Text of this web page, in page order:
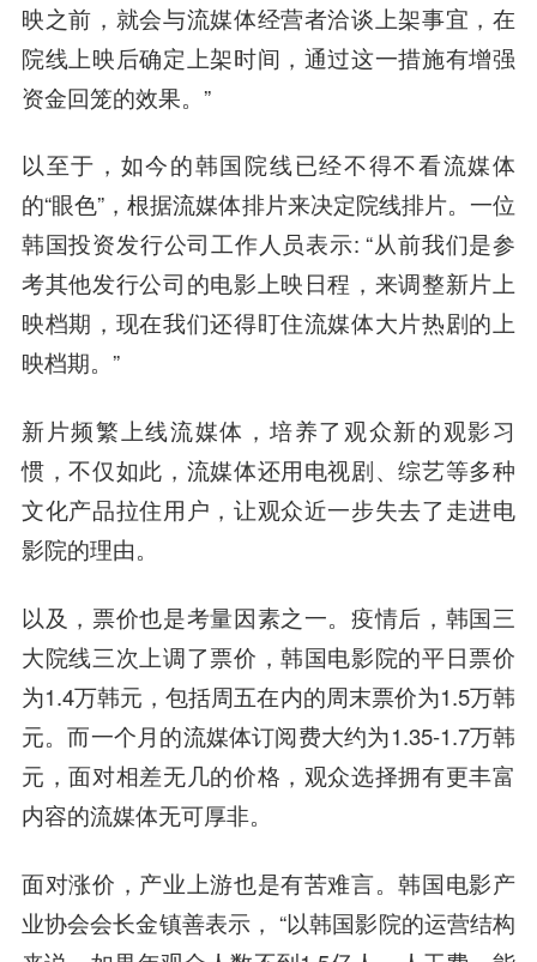
映之前，就会与流媒体经营者洽谈上架事宜，在
院线上映后确定上架时间，通过这一措施有增强
资金回笼的效果。”
以至于，如今的韩国院线已经不得不看流媒体
的“眼色”，根据流媒体排片来决定院线排片。一位
韩国投资发行公司工作人员表示: “从前我们是参
考其他发行公司的电影上映日程，来调整新片上
映档期，现在我们还得盯住流媒体大片热剧的上
映档期。”
新片频繁上线流媒体，培养了观众新的观影习
惯，不仅如此，流媒体还用电视剧、综艺等多种
文化产品拉住用户，让观众近一步失去了走进电
影院的理由。
以及，票价也是考量因素之一。疫情后，韩国三
大院线三次上调了票价，韩国电影院的平日票价
为1.4万韩元，包括周五在内的周末票价为1.5万韩
元。而一个月的流媒体订阅费大约为1.35-1.7万韩
元，面对相差无几的价格，观众选择拥有更丰富
内容的流媒体无可厚非。
面对涨价，产业上游也是有苦难言。韩国电影产
业协会会长金镇善表示， “以韩国影院的运营结构